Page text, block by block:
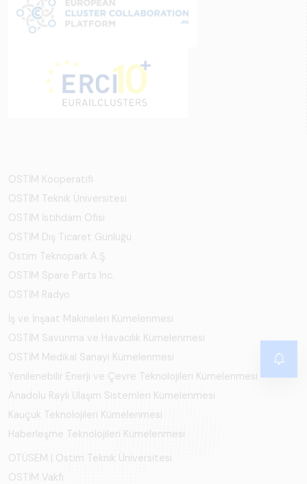
OSTİM Kooperatifi
OSTİM Teknik Üniversitesi
OSTİM İstihdam Ofisi
OSTİM Dış Ticaret Günlüğü
Ostim Teknopark A.Ş.
OSTİM Spare Parts Inc.
OSTİM Radyo
İş ve İnşaat Makineleri Kümelenmesi
OSTİM Savunma ve Havacılık Kümelenmesi
OSTİM Medikal Sanayi Kümelenmesi
Yenilenebilir Enerji ve Çevre Teknolojileri Kümelenmesi
Anadolu Raylı Ulaşım Sistemleri Kümelenmesi
Kauçuk Teknolojileri Kümelenmesi
Haberleşme Teknolojileri Kümelenmesi
OTÜSEM | Ostim Teknik Üniversitesi
OSTİM Vakfı